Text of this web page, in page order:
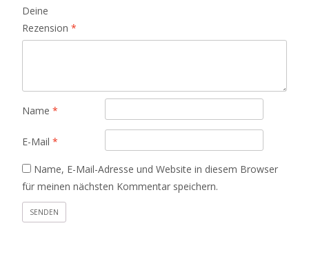
Deine
Rezension *
Name *
E-Mail *
Name, E-Mail-Adresse und Website in diesem Browser
für meinen nächsten Kommentar speichern.